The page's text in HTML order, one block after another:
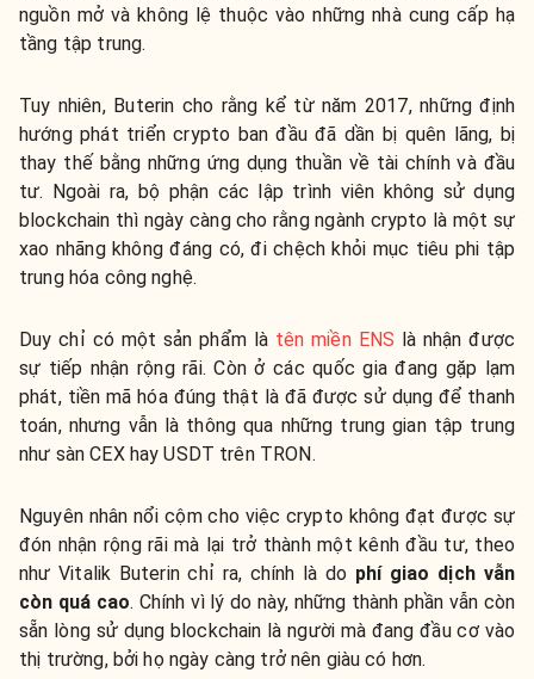
nguồn mở và không lệ thuộc vào những nhà cung cấp hạ
tầng tập trung.
Tuy nhiên, Buterin cho rằng kể từ năm 2017, những định
hướng phát triển crypto ban đầu đã dần bị quên lãng, bị
thay thế bằng những ứng dụng thuần về tài chính và đầu
tư. Ngoài ra, bộ phận các lập trình viên không sử dụng
blockchain thì ngày càng cho rằng ngành crypto là một sự
xao nhãng không đáng có, đi chệch khỏi mục tiêu phi tập
trung hóa công nghệ.
Duy chỉ có một sản phẩm là tên miền ENS là nhận được
sự tiếp nhận rộng rãi. Còn ở các quốc gia đang gặp lạm
phát, tiền mã hóa đúng thật là đã được sử dụng để thanh
toán, nhưng vẫn là thông qua những trung gian tập trung
như sàn CEX hay USDT trên TRON.
Nguyên nhân nổi cộm cho việc crypto không đạt được sự
đón nhận rộng rãi mà lại trở thành một kênh đầu tư, theo
như Vitalik Buterin chỉ ra, chính là do phí giao dịch vẫn
còn quá cao. Chính vì lý do này, những thành phần vẫn còn
sẵn lòng sử dụng blockchain là người mà đang đầu cơ vào
thị trường, bởi họ ngày càng trở nên giàu có hơn.